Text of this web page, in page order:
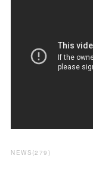
NEWS (279 )